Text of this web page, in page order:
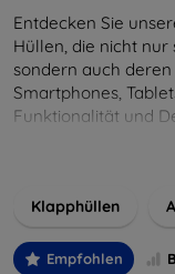
Entdecken Sie
Hüllen, die nicht nur
sondern auch
Smartphones,
Funktionalität und
Farben, um Ihren
Klapphüllen
Empfohlen